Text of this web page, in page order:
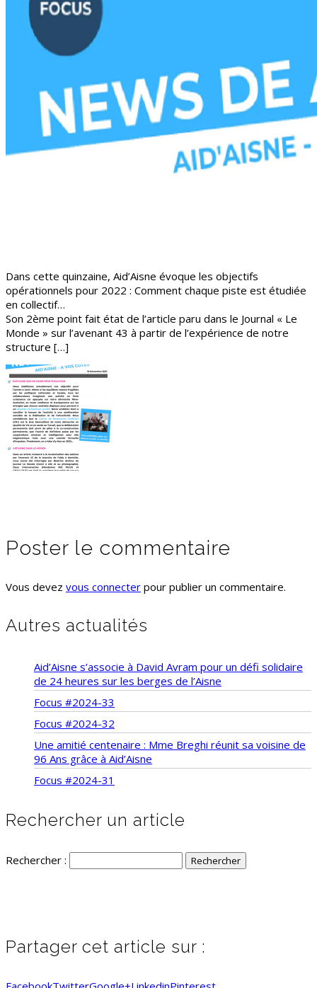
Dans cette quinzaine, Aid’Aisne évoque les objectifs
opérationnels pour 2022 : Comment chaque piste est étudiée
en collectif…
Son 2ème point fait état de l’article paru dans le Journal « Le
Monde » sur l’avenant 43 à partir de l’expérience de notre
structure […]
Poster le commentaire
Vous devez vous connecter pour publier un commentaire.
Autres actualités
Aid’Aisne s’associe à David Avram pour un défi solidaire
de 24 heures sur les berges de l’Aisne
Focus #2024-33
Focus #2024-32
Une amitié centenaire : Mme Breghi réunit sa voisine de
96 Ans grâce à Aid’Aisne
Focus #2024-31
Rechercher un article
Rechercher :
Partager cet article sur :